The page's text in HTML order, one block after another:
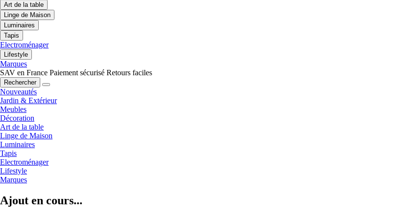
Art de la table
Linge de Maison
Luminaires
Tapis
Electroménager
Lifestyle
Marques
SAV en France Paiement sécurisé Retours faciles
Rechercher
Nouveautés
Jardin & Extérieur
Meubles
Décoration
Art de la table
Linge de Maison
Luminaires
Tapis
Electroménager
Lifestyle
Marques
Ajout en cours...